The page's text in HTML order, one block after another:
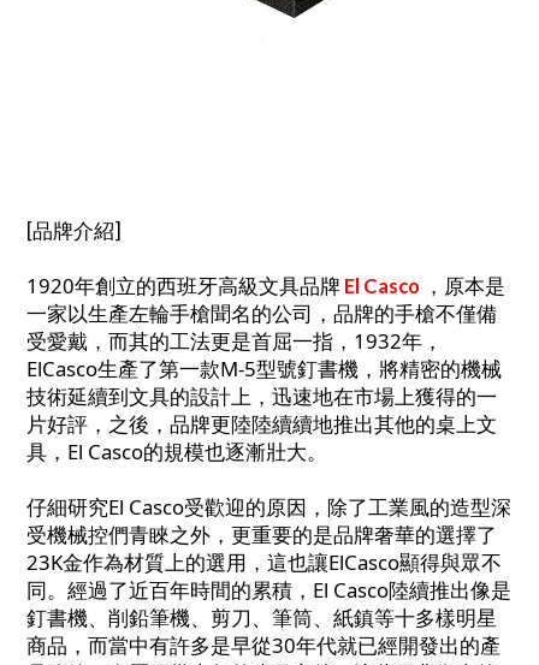
[品牌介紹]
1920年創立的西班牙高級文具品牌El Casco ，原本是
一家以生產左輪手槍聞名的公司，品牌的手槍不僅備
受愛戴，而其的工法更是首屈一指，1932年，
ElCasco生產了第一款M-5型號釘書機，將精密的機械
技術延續到文具的設計上，迅速地在市場上獲得的一
片好評，之後，品牌更陸陸續續地推出其他的桌上文
具，El Casco的規模也逐漸壯大。
仔細研究El Casco受歡迎的原因，除了工業風的造型深
受機械控們青睞之外，更重要的是品牌奢華的選擇了
23K金作為材質上的選用，這也讓ElCasco顯得與眾不
同。經過了近百年時間的累積，El Casco陸續推出像是
釘書機、削鉛筆機、剪刀、筆筒、紙鎮等十多樣明星
商品，而當中有許多是早從30年代就已經開發出的產